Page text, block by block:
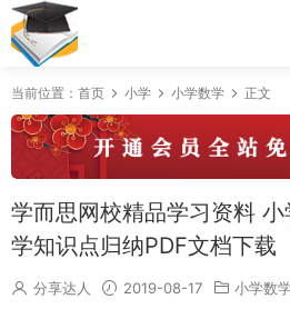
当前位置： 首页 小学 小学数学 正文
学而思网校精品学习资料
学知识点归纳PDF文档下载
分享达人 2019-08-17 小学数